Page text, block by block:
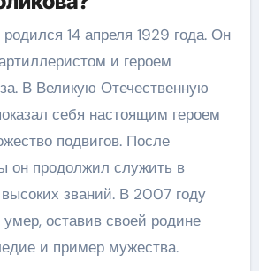
14 апреля 1929 года. Он
и героем
В Великую Отечественную
себя настоящим героем
подвигов. После
он продолжил служить в
званий. В 2007 году
оставив своей родине
и пример мужества.